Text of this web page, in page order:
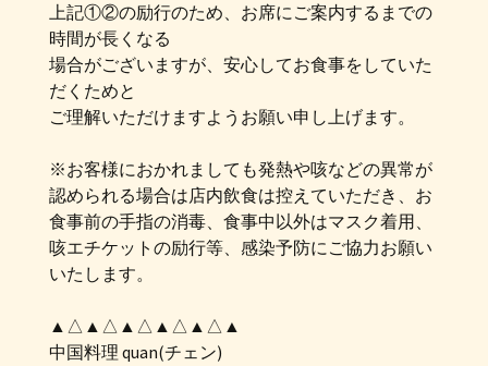
上記①②の励行のため、お席にご案内するまでの
時間が長くなる
場合がございますが、安心してお食事をしていた
だくためと
ご理解いただけますようお願い申し上げます。
※お客様におかれましても発熱や咳などの異常が
認められる場合は店内飲食は控えていただき、お
食事前の手指の消毒、食事中以外はマスク着用、
咳エチケットの励行等、感染予防にご協力お願い
いたします。
▲△▲△▲△▲△▲△▲
中国料理 quan(チェン)